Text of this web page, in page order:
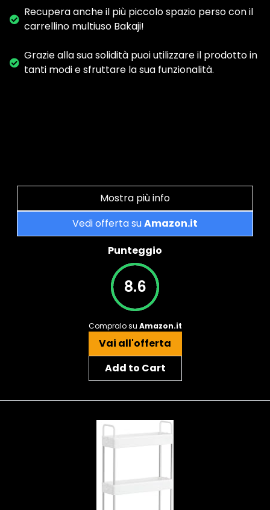
Recupera anche il più piccolo spazio perso con il
carrellino multiuso Bakaji!
Grazie alla sua solidità puoi utilizzare il prodotto in
tanti modi e sfruttare la sua funzionalità.
Mostra più info
Vedi offerta suAmazon.it
Punteggio
8.6
Compralo su Amazon.it
Vai all'offerta
Add to Cart